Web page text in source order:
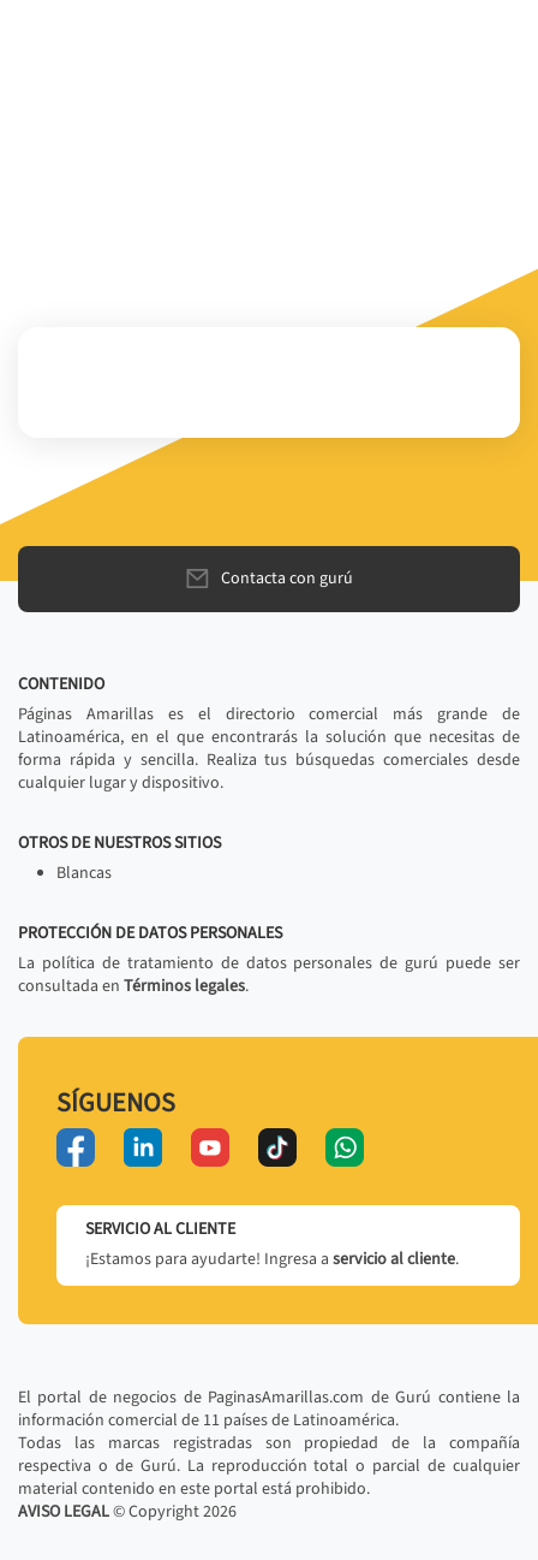
Contacta con gurú
CONTENIDO
Páginas Amarillas es el directorio comercial más grande de
Latinoamérica, en el que encontrarás la solución que necesitas de
forma rápida y sencilla. Realiza tus búsquedas comerciales desde
cualquier lugar y dispositivo.
OTROS DE NUESTROS SITIOS
Blancas
PROTECCIÓN DE DATOS PERSONALES
La política de tratamiento de datos personales de gurú puede ser
consultada en Términos legales.
SÍGUENOS
SERVICIO AL CLIENTE
¡Estamos para ayudarte! Ingresa a servicio al cliente.
El portal de negocios de PaginasAmarillas.com de Gurú contiene la
información comercial de 11 países de Latinoamérica.
Todas las marcas registradas son propiedad de la compañía
respectiva o de Gurú. La reproducción total o parcial de cualquier
material contenido en este portal está prohibido.
AVISO LEGAL© Copyright2026